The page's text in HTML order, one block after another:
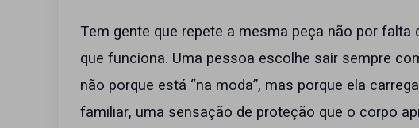
Tem gente que repete a mesma peça não por falta
que funciona. Uma pessoa escolhe sair sempre
não porque está “na moda”, mas porque ela
familiar, uma sensação de proteção que o corpo